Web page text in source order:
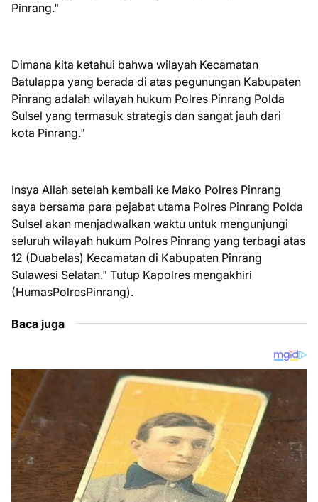
Pinrang."
Dimana kita ketahui bahwa wilayah Kecamatan
Batulappa yang berada di atas pegunungan Kabupaten
Pinrang adalah wilayah hukum Polres Pinrang Polda
Sulsel yang termasuk strategis dan sangat jauh dari
kota Pinrang."
Insya Allah setelah kembali ke Mako Polres Pinrang
saya bersama para pejabat utama Polres Pinrang Polda
Sulsel akan menjadwalkan waktu untuk mengunjungi
seluruh wilayah hukum Polres Pinrang yang terbagi atas
12 (Duabelas) Kecamatan di Kabupaten Pinrang
Sulawesi Selatan." Tutup Kapolres mengakhiri
(HumasPolresPinrang).
Baca juga